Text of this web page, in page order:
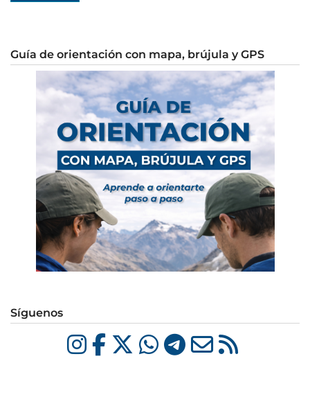
Guía de orientación con mapa, brújula y GPS
Síguenos